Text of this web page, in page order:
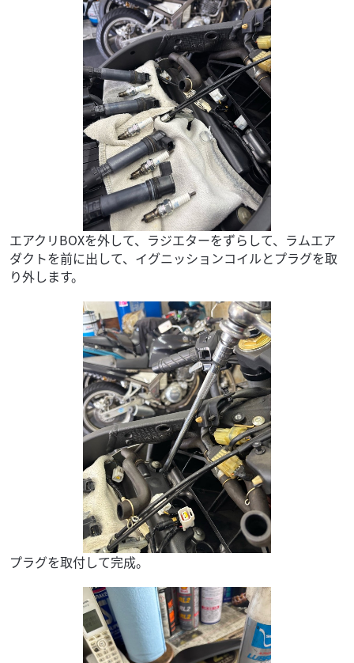
エアクリBOXを外して、ラジエターをずらして、ラムエア
ダクトを前に出して、イグニッションコイルとプラグを取
り外します。
プラグを取付して完成。